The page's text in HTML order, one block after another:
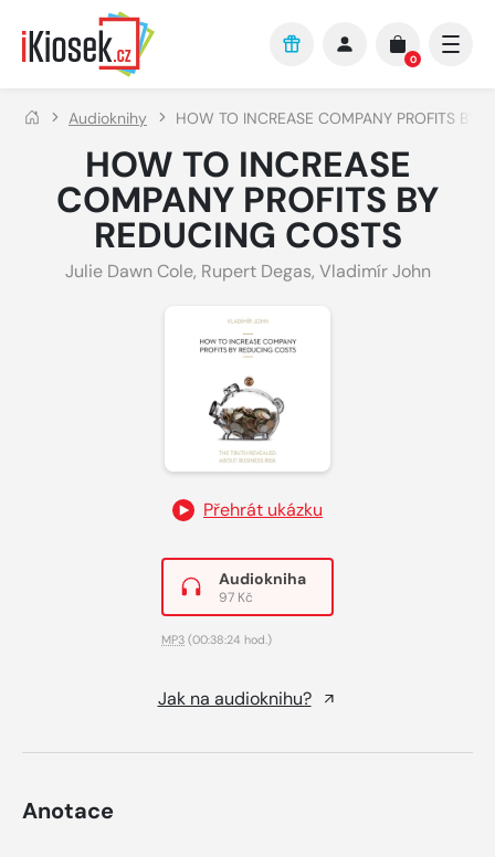
Přejít na hlavní obsah
0
Audioknihy HOW TO INCREASE COMPANY PROFITS BY
HOW TO INCREASE
COMPANY PROFITS BY
REDUCING COSTS
Julie Dawn Cole, Rupert Degas, Vladimír John
Přehrát ukázku
Audiokniha
97 Kč
MP3 (00:38:24 hod.)
Jak na audioknihu?
Anotace